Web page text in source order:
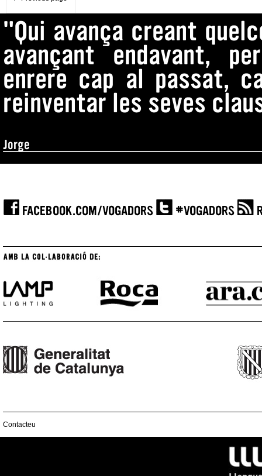
"Qui avança creant
avançant endavant,
enrere cap al passat,
reinventar les seves
Jorge
FACEBOOK.COM/VOGADORS #VOGADORS
Contacteu